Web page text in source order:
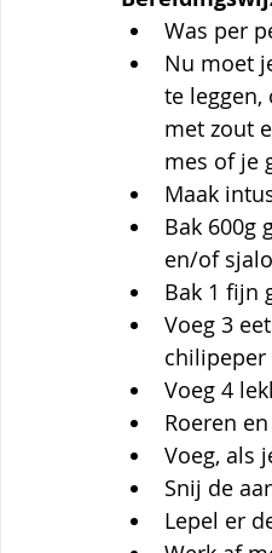
Was per
Nu moet
te
met zout
mes of je
Maak
Bak 600g
en/of
Bak 1 fijn
Voeg 3
Voeg 4
Roeren
Voeg, als
Snij de
Lepel er